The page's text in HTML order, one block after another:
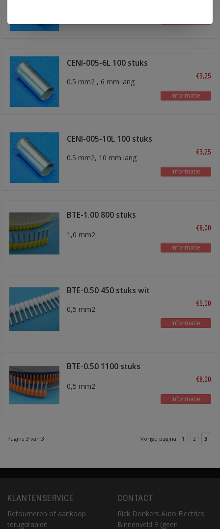
CENI-005-6L 100 stuks
0.5 mm2 , 6 mm lang
€3,25
Informatie
CENI-005-10L 100 stuks
0.5 mm2, 10 mm lang
€3,25
Informatie
BTE-1.00 800 stuks
1,0 mm2
€8,00
Informatie
BTE-0.50 450 stuks wit
0,5 mm2
€5,00
Informatie
BTE-0.50 1100 stuks
0,5 mm2
€8,00
Informatie
Pagina 3 van 3 Vorige pagina 1 2 3
KLANTENSERVICE
Retourneren of aankoop
terugdraaien
CONTACT
Rick Donkers Auto Electrics
Binnenveld 9 (geen